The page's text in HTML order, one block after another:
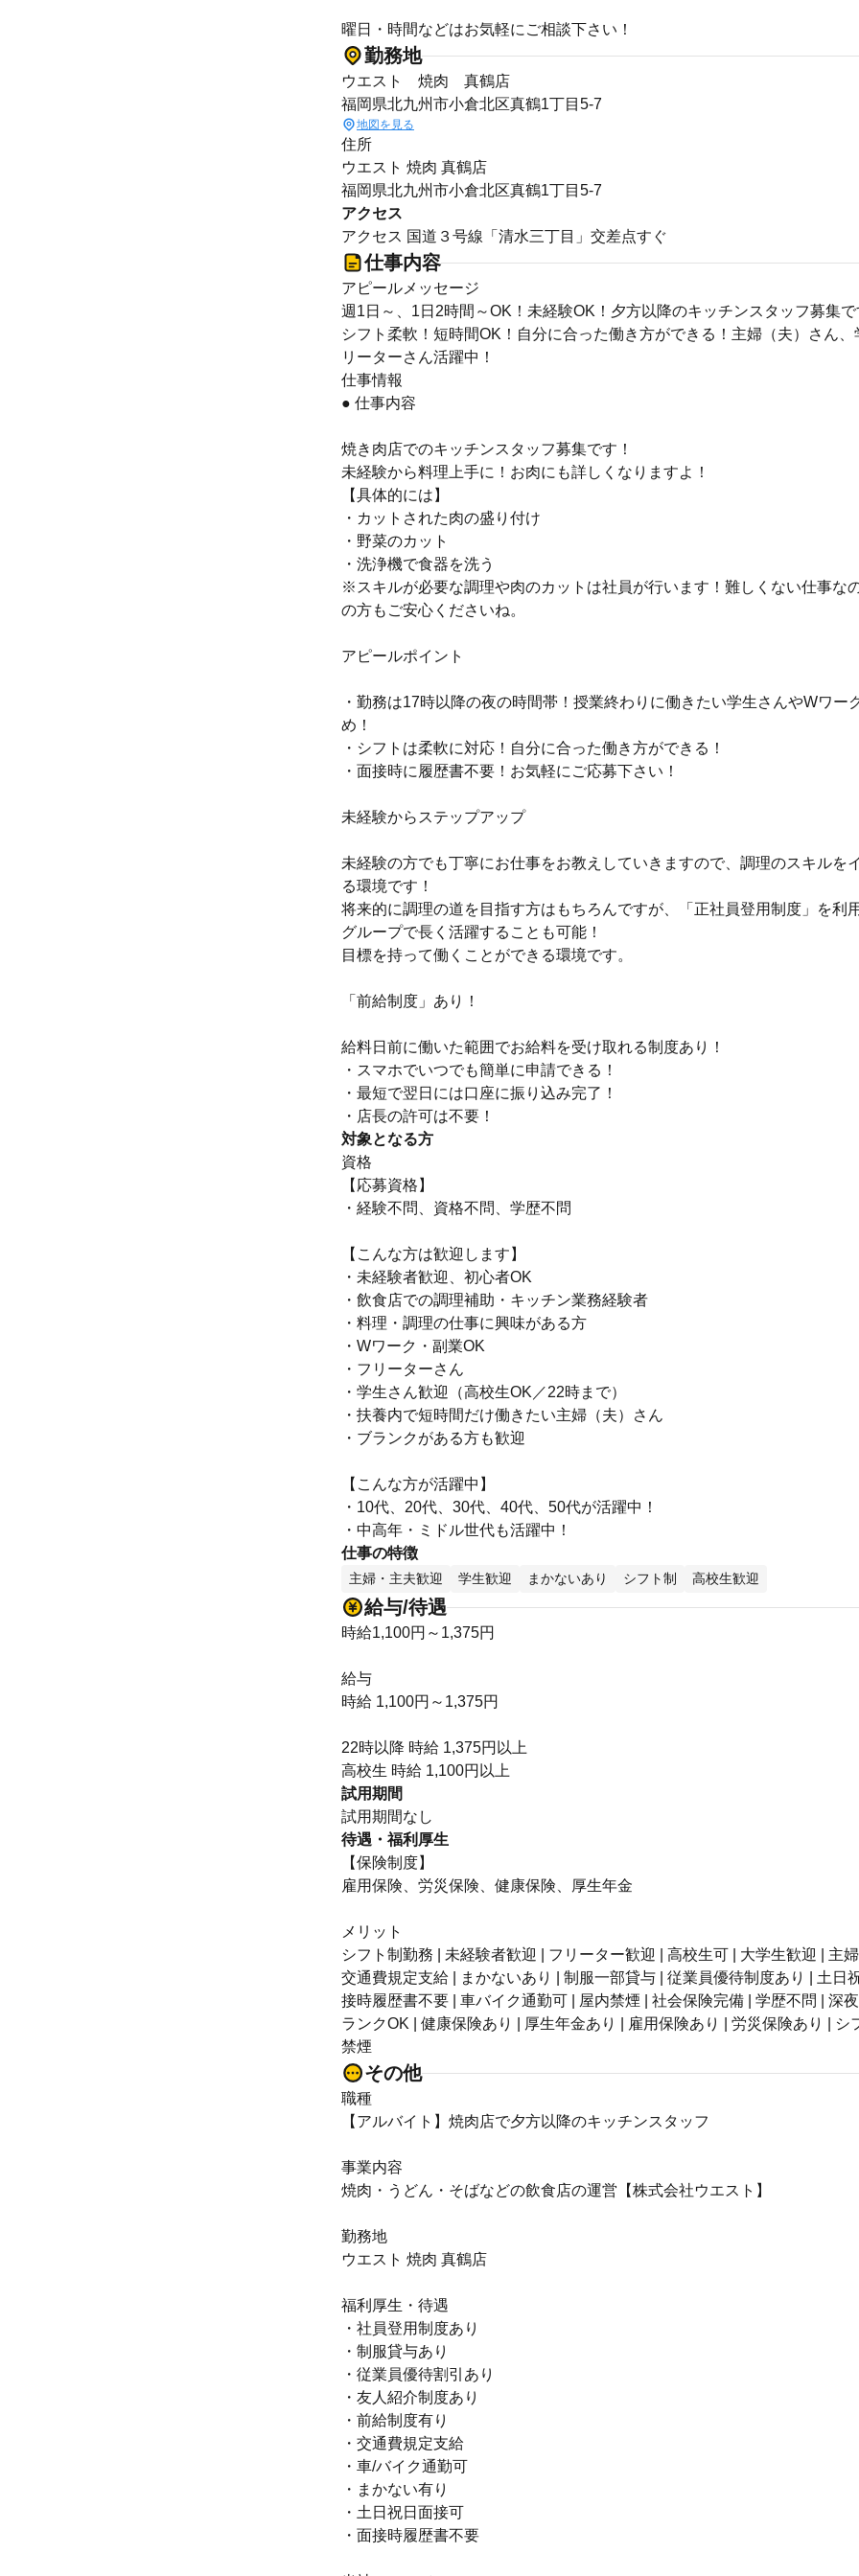
曜日・時間などはお気軽にご相談下さい！
勤務地
ウエスト 焼肉 真鶴店
福岡県北九州市小倉北区真鶴1丁目5-7
地図を見る
住所
ウエスト 焼肉 真鶴店
福岡県北九州市小倉北区真鶴1丁目5-7
アクセス
アクセス 国道３号線「清水三丁目」交差点すぐ
仕事内容
アピールメッセージ
週1日～、1日2時間～OK！未経験OK！夕方以降のキッチンスタッフ募集で
シフト柔軟！短時間OK！自分に合った働き方ができる！主婦（夫）さん、
リーターさん活躍中！
仕事情報
● 仕事内容
焼き肉店でのキッチンスタッフ募集です！
未経験から料理上手に！お肉にも詳しくなりますよ！
【具体的には】
・カットされた肉の盛り付け
・野菜のカット
・洗浄機で食器を洗う
※スキルが必要な調理や肉のカットは社員が行います！難しくない仕事な
の方もご安心くださいね。
アピールポイント
・勤務は17時以降の夜の時間帯！授業終わりに働きたい学生さんやWワー
め！
・シフトは柔軟に対応！自分に合った働き方ができる！
・面接時に履歴書不要！お気軽にご応募下さい！
未経験からステップアップ
未経験の方でも丁寧にお仕事をお教えしていきますので、調理のスキルを
る環境です！
将来的に調理の道を目指す方はもちろんですが、「正社員登用制度」を利
グループで長く活躍することも可能！
目標を持って働くことができる環境です。
「前給制度」あり！
給料日前に働いた範囲でお給料を受け取れる制度あり！
・スマホでいつでも簡単に申請できる！
・最短で翌日には口座に振り込み完了！
・店長の許可は不要！
対象となる方
資格
【応募資格】
・経験不問、資格不問、学歴不問
【こんな方は歓迎します】
・未経験者歓迎、初心者OK
・飲食店での調理補助・キッチン業務経験者
・料理・調理の仕事に興味がある方
・Wワーク・副業OK
・フリーターさん
・学生さん歓迎（高校生OK／22時まで）
・扶養内で短時間だけ働きたい主婦（夫）さん
・ブランクがある方も歓迎
【こんな方が活躍中】
・10代、20代、30代、40代、50代が活躍中！
・中高年・ミドル世代も活躍中！
仕事の特徴
主婦・主夫歓迎 学生歓迎 まかないあり シフト制 高校生歓迎
給与/待遇
時給1,100円～1,375円
給与
時給 1,100円～1,375円
22時以降 時給 1,375円以上
高校生 時給 1,100円以上
試用期間
試用期間なし
待遇・福利厚生
【保険制度】
雇用保険、労災保険、健康保険、厚生年金
メリット
シフト制勤務 | 未経験者歓迎 | フリーター歓迎 | 高校生可 | 大学生歓迎 | 主婦
交通費規定支給 | まかないあり | 制服一部貸与 | 従業員優待制度あり | 土日
接時履歴書不要 | 車バイク通勤可 | 屋内禁煙 | 社会保険完備 | 学歴不問 | 深
ランクOK | 健康保険あり | 厚生年金あり | 雇用保険あり | 労災保険あり | シ
禁煙
その他
職種
【アルバイト】焼肉店で夕方以降のキッチンスタッフ
事業内容
焼肉・うどん・そばなどの飲食店の運営【株式会社ウエスト】
勤務地
ウエスト 焼肉 真鶴店
福利厚生・待遇
・社員登用制度あり
・制服貸与あり
・従業員優待割引あり
・友人紹介制度あり
・前給制度有り
・交通費規定支給
・車/バイク通勤可
・まかない有り
・土日祝日面接可
・面接時履歴書不要